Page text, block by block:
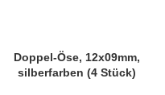
Doppel-Öse, 12x09mm,
silberfarben (4 Stück)